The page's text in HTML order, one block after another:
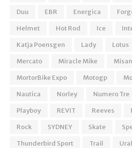
Duu
EBR Energica
Helmet
Hot Rod Ice
Katja Poensgen
Lady Lotus
Mercato
Miracle Mike
MortorBike Expo
Motogp
Nautica
Norley Numero Tre
Playboy
REVIT Reeves
Rock
SYDNEY Skate
Thunderbird Sport
Trail Ural